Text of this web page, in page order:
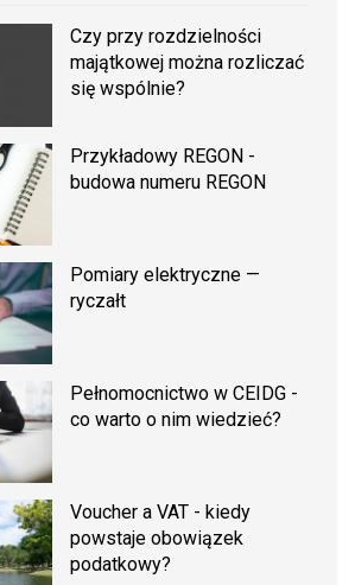
Czy przy rozdzielności
majątkowej można rozliczać
się wspólnie?
Przykładowy REGON -
budowa numeru REGON
Pomiary elektryczne —
ryczałt
Pełnomocnictwo w CEIDG -
co warto o nim wiedzieć?
Voucher a VAT - kiedy
powstaje obowiązek
podatkowy?